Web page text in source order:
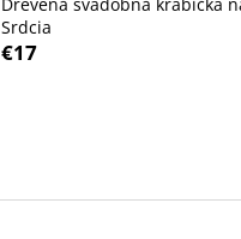
Srdcia
€17